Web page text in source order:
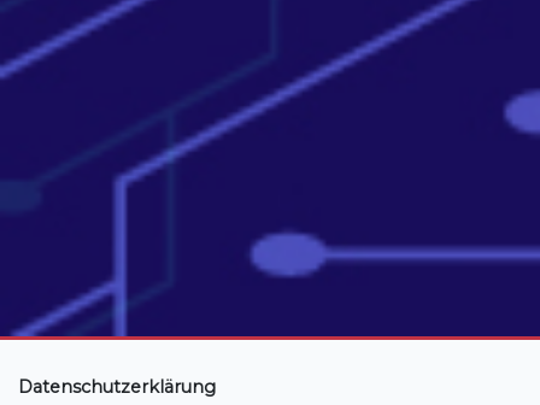
Datenschutzerklärung